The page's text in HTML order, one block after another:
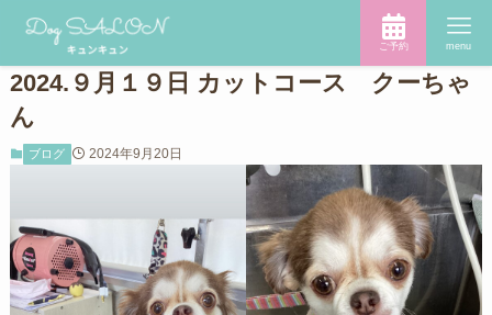
ご予約 menu
2024.９月１９日 カットコース クーちゃ
ん
ブログ 2024年9月20日